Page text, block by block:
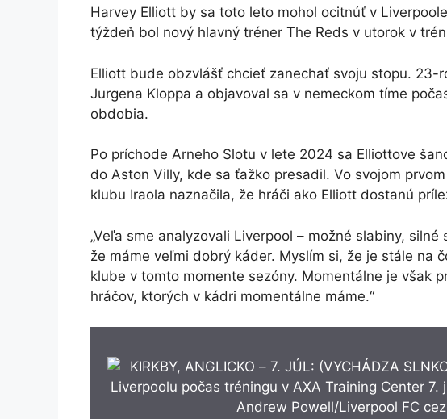
Harvey Elliott by sa toto leto mohol ocitnúť v
týždeň bol nový hlavný tréner The Reds v utorok v
Elliott bude obzvlášť chcieť zanechať svoju stopu. 23-
Jurgena Kloppa a objavoval sa v nemeckom tíme
obdobia.
Po príchode Arneho Slotu v lete 2024 sa Elliottove
do Aston Villy, kde sa ťažko presadil. Vo svojom
klubu Iraola naznačila, že hráči ako Elliott dostanú
„Veľa sme analyzovali Liverpool – možné slabiny, silné
že máme veľmi dobrý káder. Myslím si, že je stále na
klube v tomto momente sezóny. Momentálne je však
hráčov, ktorých v kádri momentálne máme.“